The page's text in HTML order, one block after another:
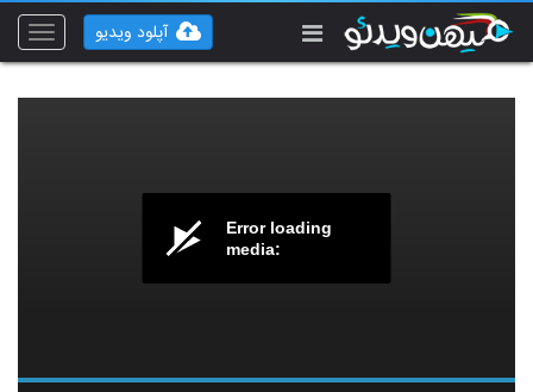
Toggle
آپلود ویدیو
Error loading
media: